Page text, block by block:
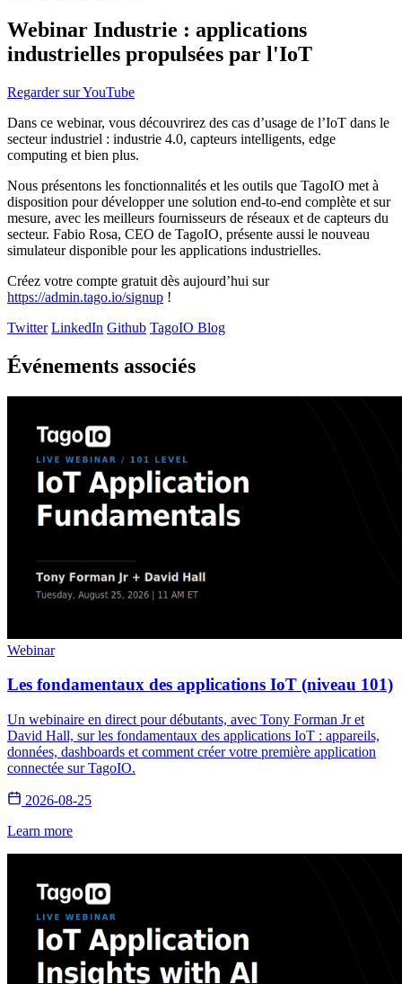
Webinar Industrie : applications
industrielles propulsées par l'IoT
Regarder sur YouTube
Dans ce webinar, vous découvrirez des cas d’usage de l’IoT dans le
secteur industriel : industrie 4.0, capteurs intelligents, edge
computing et bien plus.
Nous présentons les fonctionnalités et les outils que TagoIO met à
disposition pour développer une solution end-to-end complète et sur
mesure, avec les meilleurs fournisseurs de réseaux et de capteurs du
secteur. Fabio Rosa, CEO de TagoIO, présente aussi le nouveau
simulateur disponible pour les applications industrielles.
Créez votre compte gratuit dès aujourd’hui sur
https://admin.tago.io/signup !
Twitter LinkedIn Github TagoIO Blog
Événements associés
Webinar
Les fondamentaux des applications IoT (niveau 101)
Un webinaire en direct pour débutants, avec Tony Forman Jr et
David Hall, sur les fondamentaux des applications IoT : appareils,
données, dashboards et comment créer votre première application
connectée sur TagoIO.
2026-08-25
Learn more